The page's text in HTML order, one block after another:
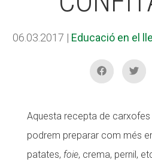
06.03.2017 | Educació en el
Aquesta recepta de
podrem preparar com més
patates, foie, crema, pernil,
SUPORT